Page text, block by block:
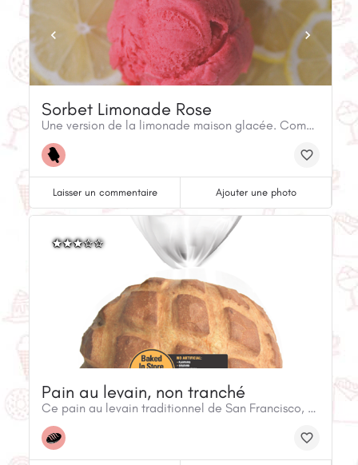
Sorbet Limonade Rose
Une version de la limonade maison glacée. Composée à parts égales de citron et de framboise, cette crèeme glacée est acidulée et rafraîchissante
Laisser un commentaire Ajouter une photo
Pain au levain, non tranché
Ce pain au levain traditionnel de San Francisco, non tranché, a une saveur de levain agréablement légère, une croûte croustillante et une texture douce et moelleuse. Fabriqué à partir d'ingrédients propres et labellisés.